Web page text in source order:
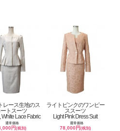
レース生地のス
トスーツ
White Lace Fabric
通常価格
円(税別)
ライトピンクのワンピー
ススーツ
Light Pink Dress Suit
通常価格
78,000円 (税別)